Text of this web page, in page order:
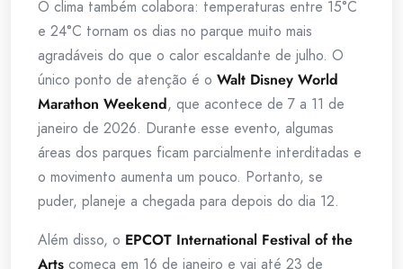
O clima também colabora: temperaturas entre 15°C
e 24°C tornam os dias no parque muito mais
agradáveis do que o calor escaldante de julho. O
único ponto de atenção é o Walt Disney World
Marathon Weekend, que acontece de 7 a 11 de
janeiro de 2026. Durante esse evento, algumas
áreas dos parques ficam parcialmente interditadas e
o movimento aumenta um pouco. Portanto, se
puder, planeje a chegada para depois do dia 12.
Além disso, o EPCOT International Festival of the
Arts começa em 16 de janeiro e vai até 23 de